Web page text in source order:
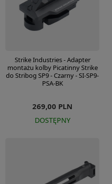
Strike Industries - Adapter
montażu kolby Picatinny Strike
do Stribog SP9 - Czarny - SI-SP9-
PSA-BK
269,00 PLN
DOSTĘPNY